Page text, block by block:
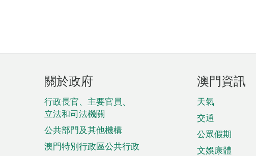
頁
腳
菜
單
關於政府
行政長官、主要官員、
立法和司法機關
公共部門及其他機構
澳門特別行政區公共行政
澳門資訊
天氣
交通
公眾假期
文娛康體